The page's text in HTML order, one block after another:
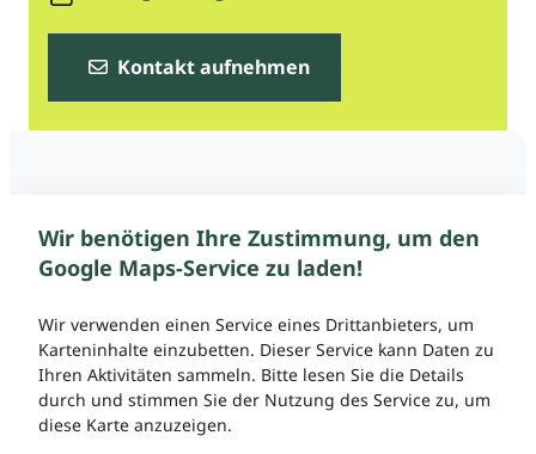
Kontakt aufnehmen
Wir benötigen Ihre Zustimmung, um den
Google Maps-Service zu laden!
Wir verwenden einen Service eines Drittanbieters, um
Karteninhalte einzubetten. Dieser Service kann Daten zu
Ihren Aktivitäten sammeln. Bitte lesen Sie die Details
durch und stimmen Sie der Nutzung des Service zu, um
diese Karte anzuzeigen.